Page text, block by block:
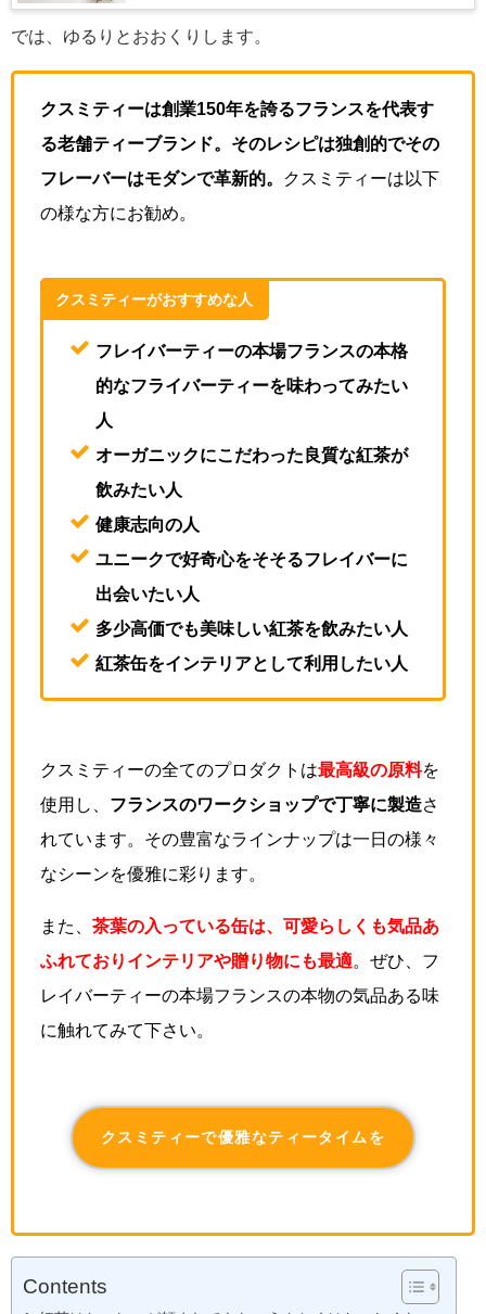
では、ゆるりとおおくりします。
クスミティーは創業150年を誇るフランスを代表す
る老舗ティーブランド。そのレシピは独創的でその
フレーバーはモダンで革新的。
クスミティーは以下
の様な方にお勧め。
クスミティーがおすすめな人
フレイバーティーの本場フランスの本格
的なフライバーティーを味わってみたい
人
オーガニックにこだわった良質な紅茶が
飲みたい人
健康志向の人
ユニークで好奇心をそそるフレイバーに
出会いたい人
多少高価でも美味しい紅茶を飲みたい人
紅茶缶をインテリアとして利用したい人
クスミティーの全てのプロダクトは最高級の原料を
使用し、 フランスのワークショップで丁寧に製造さ
れています。その豊富なラインナップは一日の様々
なシーンを優雅に彩ります。
また、 茶葉の入っている缶は、可愛らしくも気品あ
ふれておりインテリアや贈り物にも最適 。ぜひ、フ
レイバーティーの本場フランスの本物の気品ある味
に触れてみて下さい。
クスミティーで優雅なティータイムを
Contents